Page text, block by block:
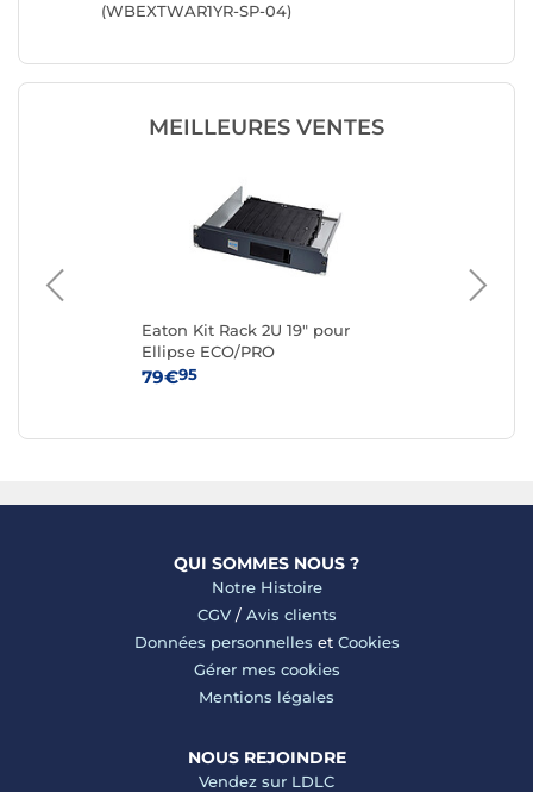
(WBEXTWAR1YR-SP-04)
MEILLEURES VENTES
Eaton Kit Rack 2U 19" pour
Ellipse ECO/PRO
79€95
QUI SOMMES NOUS ?
Notre Histoire
CGV/ Avis clients
Données personnelles et Cookies
Gérer mes cookies
Mentions légales
NOUS REJOINDRE
Vendez sur LDLC